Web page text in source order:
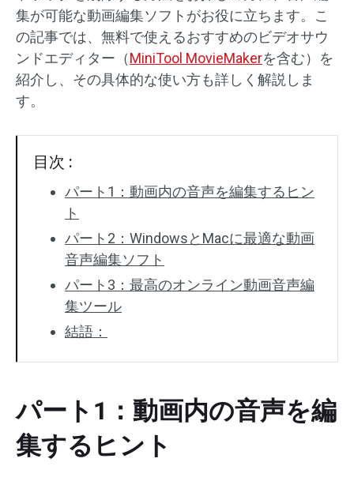
動画色調整
回転/反転
バッチ処理
集が可能な動画編集ソフトがお役に立ちます。こ
の記事では、無料で使えるおすすめのビデオサウ
ンドエディター（MiniTool MovieMakerを含む）を
紹介し、その具体的な使い方も詳しく解説しま
す。
目次 :
パート1：動画内の音声を編集するヒン
ト
パート2：WindowsとMacに最適な動画
音声編集ソフト
パート3：最高のオンライン動画音声編
集ツール
結語：
パート1：動画内の音声を編
集するヒント